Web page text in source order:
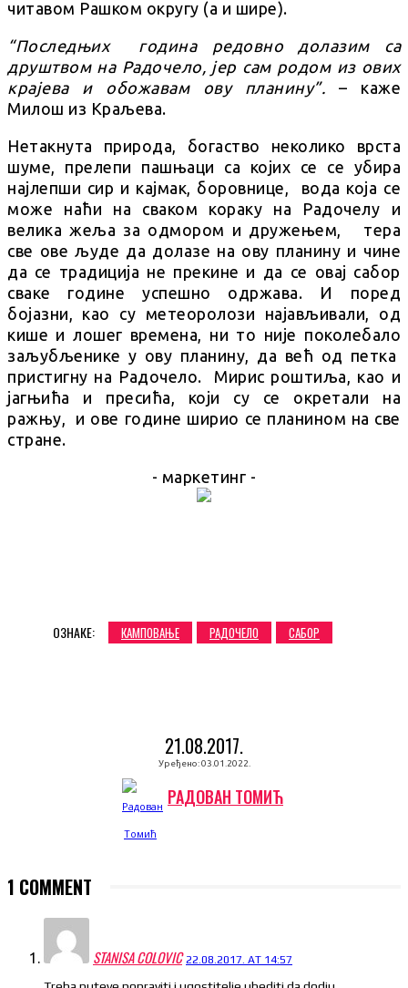
читавом Рашком округу (а и шире).
“Последњих година редовно долазим са
друштвом на Радочело, јер сам родом из ових
крајева и обожавам ову планину”. – каже
Милош из Краљева.
Нетакнута природа, богаство неколико врста
шуме, прелепи пашњаци са којих се се убира
најлепши сир и кајмак, боровнице, вода која се
може наћи на сваком кораку на Радочелу и
велика жеља за одмором и дружењем, тера
све ове људе да долазе на ову планину и чине
да се традиција не прекине и да се овај сабор
сваке године успешно одржава. И поред
бојазни, као су метеоролози најављивали, од
кише и лошег времена, ни то није поколебало
заљубљенике у ову планину, да већ од петка
пристигну на Радочело. Мирис роштиља, као и
јагњића и пресића, који су се окретали на
ражњу, и ове године ширио се планином на све
стране.
- маркетинг -
ОЗНАКЕ: КАМПОВАЊЕ РАДОЧЕЛО САБОР
21.08.2017.
Уређено: 03.01.2022.
РАДОВАН ТОМИЋ
1 COMMENT
STANISA COLOVIC 22.08.2017. AT 14:57